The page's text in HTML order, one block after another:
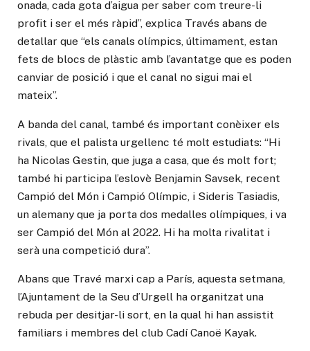
onada, cada gota d’aigua per saber com treure-li
profit i ser el més ràpid”, explica Través abans de
detallar que “els canals olímpics, últimament, estan
fets de blocs de plàstic amb l’avantatge que es poden
canviar de posició i que el canal no sigui mai el
mateix”.
A banda del canal, també és important conèixer els
rivals, que el palista urgellenc té molt estudiats: “Hi
ha Nicolas Gestin, que juga a casa, que és molt fort;
també hi participa l’eslovè Benjamin Savsek, recent
Campió del Món i Campió Olímpic, i Sideris Tasiadis,
un alemany que ja porta dos medalles olímpiques, i va
ser Campió del Món al 2022. Hi ha molta rivalitat i
serà una competició dura”.
Abans que Travé marxi cap a París, aquesta setmana,
l’Ajuntament de la Seu d’Urgell ha organitzat una
rebuda per desitjar-li sort, en la qual hi han assistit
familiars i membres del club Cadí Canoë Kayak.